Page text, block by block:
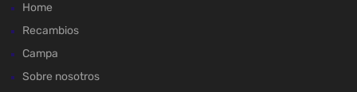
Home
Recambios
Campa
Sobre nosotros